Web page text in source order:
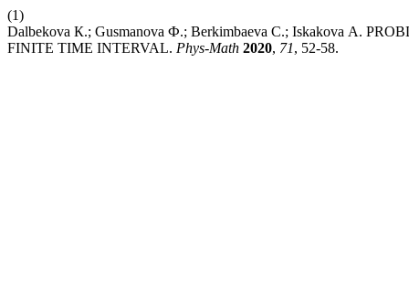
(1)
Dalbekova К.; Gusmanova Ф.; Berkimbaeva С.; Iskakova А.
FINITE TIME INTERVAL. Phys-Math 2020, 71, 52-58.